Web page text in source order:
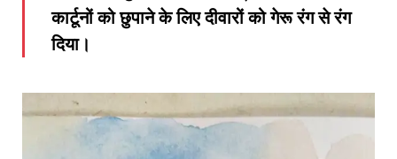
कार्टूनों को छुपाने के लिए दीवारों को गेरू रंग से रंग
दिया।